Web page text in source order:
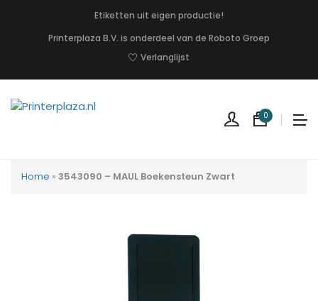
Etiketten uit eigen productie!
Printerplaza B.V. is onderdeel van de Roboto Groep
Verlanglijst
0
Home » 3543090 – MAUL Boekensteun Zwart